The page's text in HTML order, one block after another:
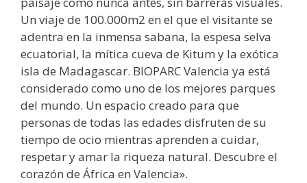
Un viaje de 100.000m2 en el que el visitante se
adentra en la inmensa sabana, la espesa selva
ecuatorial, la mítica cueva de Kitum y la exótica
isla de Madagascar. BIOPARC Valencia ya está
considerado como uno de los mejores parques
del mundo. Un espacio creado para que
personas de todas las edades disfruten de su
tiempo de ocio mientras aprenden a cuidar,
respetar y amar la riqueza natural. Descubre el
corazón de África en Valencia».